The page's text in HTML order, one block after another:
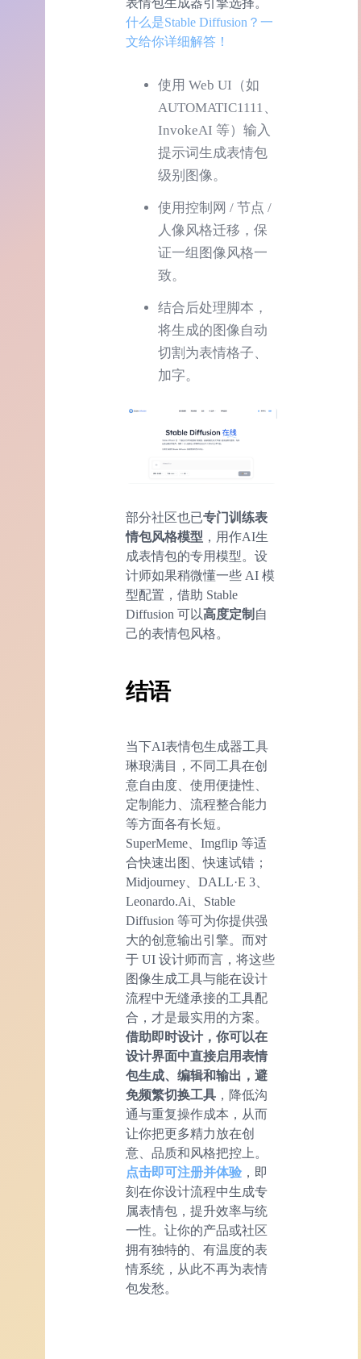
什么是Stable Diffusion？一
文给你详细解答！
使用 Web UI（如
AUTOMATIC1111、
InvokeAI 等）输入
提示词生成表情包
级别图像。
使用控制网 / 节点 /
人像风格迁移，保
证一组图像风格一
致。
结合后处理脚本，
将生成的图像自动
切割为表情格子、
加字。
部分社区也已专门训练表
情包风格模型 ，用作AI生
成表情包的专用模型。设
计师如果稍微懂一些 AI 模
型配置，借助 Stable
Diffusion 可以高度定制 自
己的表情包风格。
结语
当下AI表情包生成器工具
琳琅满目，不同工具在创
意自由度、使用便捷性、
定制能力、流程整合能力
等方面各有长短。
SuperMeme、Imgflip 等适
合快速出图、快速试错；
Midjourney、DALL·E 3、
Leonardo.Ai、Stable
Diffusion 等可为你提供强
大的创意输出引擎。而对
于 UI 设计师而言，将这些
图像生成工具与能在设计
流程中无缝承接的工具配
合，才是最实用的方案。
借助即时设计，你可以在
设计界面中直接启用表情
包生成、编辑和输出，避
免频繁切换工具 ，降低沟
通与重复操作成本，从而
让你把更多精力放在创
意、品质和风格把控上。
点击即可注册并体验 ，即
刻在你设计流程中生成专
属表情包，提升效率与统
一性。让你的产品或社区
拥有独特的、有温度的表
情系统，从此不再为表情
包发愁。